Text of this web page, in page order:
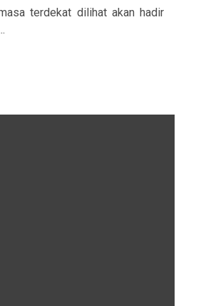
terdekat dilihat akan hadir